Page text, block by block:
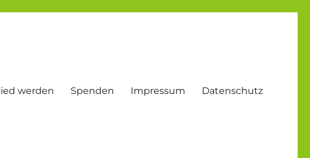
werden Spenden Impressum Datenschutz